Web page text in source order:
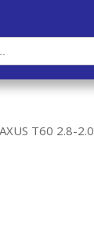
T60 2.8-2.0